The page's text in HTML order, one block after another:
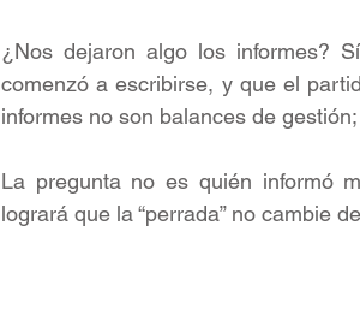
¿Nos dejaron algo los informes?
comenzó a escribirse, y que el
informes no son balances de
La pregunta no es quién informó
logrará que la “perrada” no cambie